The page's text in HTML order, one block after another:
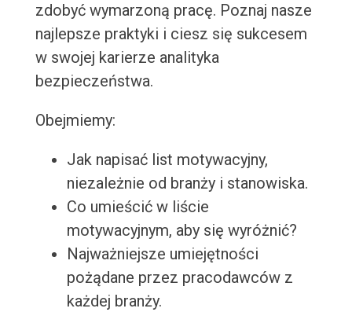
zdobyć wymarzoną pracę. Poznaj nasze
najlepsze praktyki i ciesz się sukcesem
w swojej karierze analityka
bezpieczeństwa.
Obejmiemy:
Jak napisać list motywacyjny,
niezależnie od branży i stanowiska.
Co umieścić w liście
motywacyjnym, aby się wyróżnić?
Najważniejsze umiejętności
pożądane przez pracodawców z
każdej branży.